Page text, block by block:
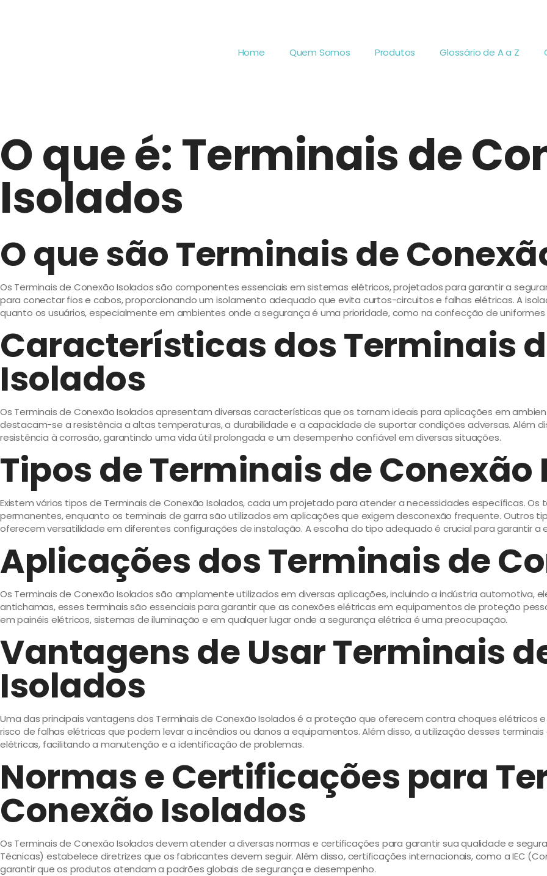
Home Quem Somos Produtos Glossário de A a Z
O que é: Terminais de
Isolados
O que são Terminais de
Os Terminais de Conexão Isolados são componentes essenciais em sistemas elétricos, projetados para garantir a
para conectar fios e cabos, proporcionando um isolamento adequado que evita curtos-circuitos e falhas elétricas. A
quanto os usuários, especialmente em ambientes onde a segurança é uma prioridade, como na confecção de
Características dos Terminais
Isolados
Os Terminais de Conexão Isolados apresentam diversas características que os tornam ideais para aplicações em
destacam-se a resistência a altas temperaturas, a durabilidade e a capacidade de suportar condições adversas. Além
resistência à corrosão, garantindo uma vida útil prolongada e um desempenho confiável em diversas situações.
Tipos de Terminais de Conexão
Existem vários tipos de Terminais de Conexão Isolados, cada um projetado para atender a necessidades específicas. Os
permanentes, enquanto os terminais de garra são utilizados em aplicações que exigem desconexão frequente. Outros
oferecem versatilidade em diferentes configurações de instalação. A escolha do tipo adequado é crucial para garantir a
Aplicações dos Terminais de
Os Terminais de Conexão Isolados são amplamente utilizados em diversas aplicações, incluindo a indústria automotiva,
antichamas, esses terminais são essenciais para garantir que as conexões elétricas em equipamentos de proteção
em painéis elétricos, sistemas de iluminação e em qualquer lugar onde a segurança elétrica é uma preocupação.
Vantagens de Usar Terminais
Isolados
Uma das principais vantagens dos Terminais de Conexão Isolados é a proteção que oferecem contra choques elétricos
risco de falhas elétricas que podem levar a incêndios ou danos a equipamentos. Além disso, a utilização desses
elétricas, facilitando a manutenção e a identificação de problemas.
Normas e Certificações para
Conexão Isolados
Os Terminais de Conexão Isolados devem atender a diversas normas e certificações para garantir sua qualidade e
Técnicas) estabelece diretrizes que os fabricantes devem seguir. Além disso, certificações internacionais, como a IEC
garantir que os produtos atendam a padrões globais de segurança e desempenho.